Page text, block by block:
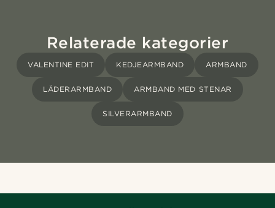
Relaterade kategorier
VALENTINE EDIT KEDJEARMBAND ARMBAND
LÄDERARMBAND ARMBAND MED STENAR
SILVERARMBAND